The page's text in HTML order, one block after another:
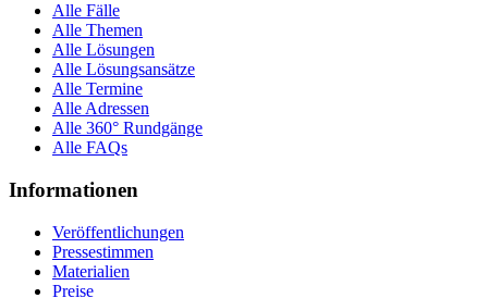
Alle Fälle
Alle Themen
Alle Lösungen
Alle Lösungsansätze
Alle Termine
Alle Adressen
Alle 360° Rundgänge
Alle FAQs
Informationen
Veröffentlichungen
Pressestimmen
Materialien
Preise